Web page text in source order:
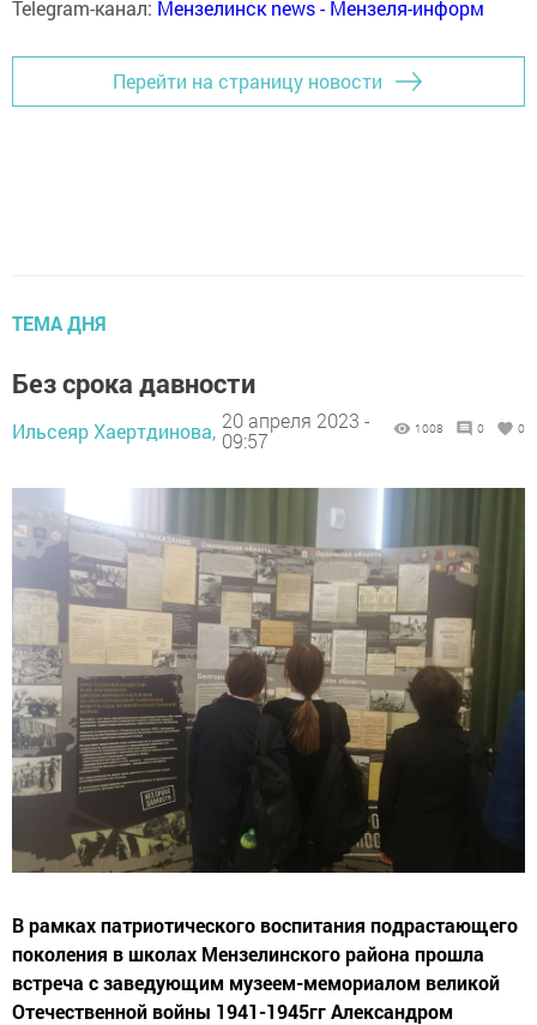
Telegram-канал: Мензелинск news - Мензеля-информ
Перейти на страницу новости
ТЕМА ДНЯ
Без срока давности
Ильсеяр Хаертдинова, 20 апреля 2023 -
09:57
1008 0 0
В рамках патриотического воспитания подрастающего
поколения в школах Мензелинского района прошла
встреча с заведующим музеем-мемориалом великой
Отечественной войны 1941-1945гг Александром